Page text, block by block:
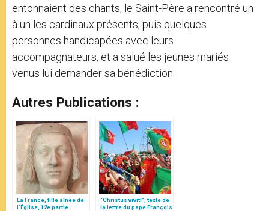
entonnaient des chants, le Saint-Père a rencontré un
à un les cardinaux présents, puis quelques
personnes handicapées avec leurs
accompagnateurs, et a salué les jeunes mariés
venus lui demander sa bénédiction.
Autres Publications :
La France, fille aînée de
l’Église, 12e partie
"Christus vivit!", texte de
la lettre du pape François